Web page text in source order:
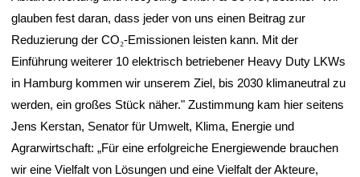
glauben fest daran, dass jeder von uns einen Beitrag zur
Reduzierung der CO₂-Emissionen leisten kann. Mit der
Einführung weiterer 10 elektrisch betriebener Heavy Duty LKWs
in Hamburg kommen wir unserem Ziel, bis 2030 klimaneutral zu
werden, ein großes Stück näher." Zustimmung kam hier seitens
Jens Kerstan, Senator für Umwelt, Klima, Energie und
Agrarwirtschaft: „Für eine erfolgreiche Energiewende brauchen
wir eine Vielfalt von Lösungen und eine Vielfalt der Akteure,